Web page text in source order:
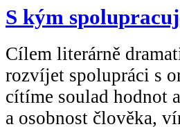
S kým
Cílem literárně
rozvíjet spolupráci s
cítíme soulad hodnot
a osobnost člověka,